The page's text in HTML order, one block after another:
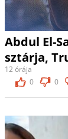
Abdul El-
sztárja,
12 órája
0
0